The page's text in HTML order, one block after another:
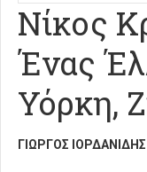
Νίκος
Ένας
Υόρκη,
ΓΙΏΡΓΟΣ ΙΟΡΔΑΝΊΔΗΣ